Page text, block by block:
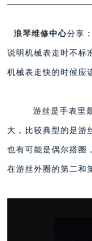
浪琴维修中心分享
说明机械表走时不标
机械表走快的时候应
游丝是手表里最容
大，比较典型的是游
也有可能是偶尔搭圈
在游丝外圈的第二和